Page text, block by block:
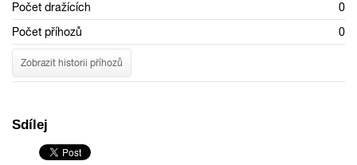
Počet dražících
0
Počet příhozů
0
Zobrazit historii příhozů
Sdílej